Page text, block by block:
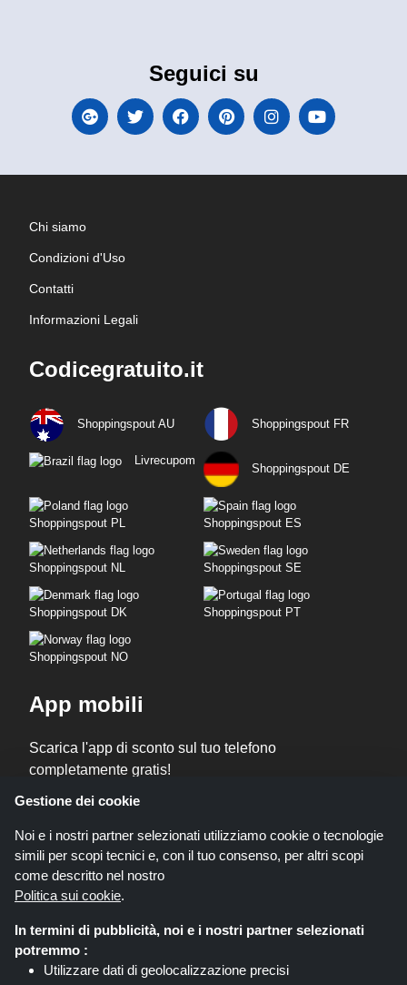
Seguici su
Chi siamo
Condizioni d'Uso
Contatti
Informazioni Legali
Codicegratuito.it
Shoppingspout AU Shoppingspout FR
Livrecupom
Shoppingspout DE
Shoppingspout PL Shoppingspout ES
Shoppingspout NL Shoppingspout SE
Shoppingspout DK Shoppingspout PT
Shoppingspout NO
App mobili
Scarica l'app di sconto sul tuo telefono
completamente gratis!
Codicegratuito.it è un sito web all'interno del quale potrai trovare migliaia di
da diversi network di affiliati. Codicegratuito.it o il suo staff non è autorizzato
Gestione dei cookie
Noi e i nostri partner selezionati utilizziamo cookie o tecnologie
simili per scopi tecnici e, con il tuo consenso, per altri scopi
come descritto nel nostro
Politica sui cookie.
In termini di pubblicità, noi e i nostri partner selezionati
potremmo :
Utilizzare dati di geolocalizzazione precisi